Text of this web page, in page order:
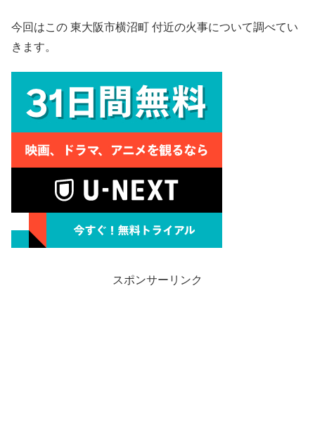
今回はこの 東大阪市横沼町 付近の火事について調べてい
きます。
スポンサーリンク